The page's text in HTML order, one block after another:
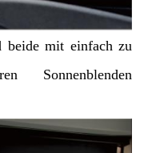
beide mit einfach zu
Sonnenblenden